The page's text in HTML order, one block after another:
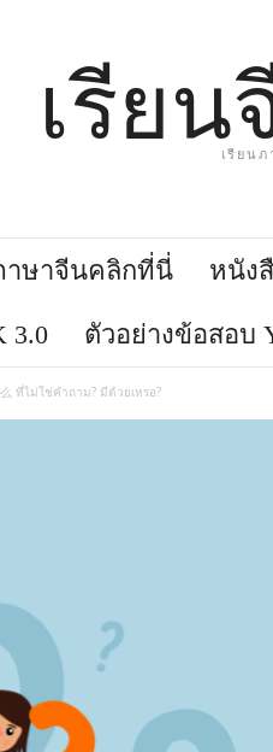
เรีย เรียน
าษาจีนคลิกที่นี่ หนัง
3.0 ตัวอย่างข้อสอบ
ที่ไม่ใช่คำถาม? มีด้วยเหรอ?